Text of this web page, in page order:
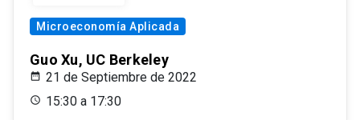
Microeconomía Aplicada
Guo Xu, UC Berkeley
21 de Septiembre de 2022
15:30 a 17:30